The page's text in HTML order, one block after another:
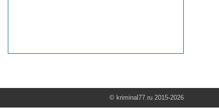
© kriminal77.ru 2015-2026